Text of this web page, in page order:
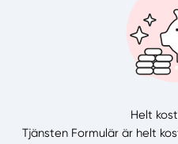
Helt
Tjänsten Formulär är helt